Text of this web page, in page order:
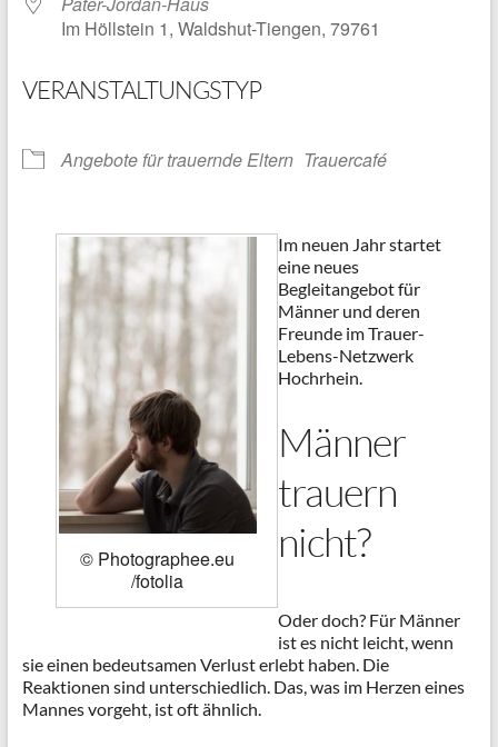
Im Höllstein 1, Waldshut-Tiengen, 79761
VERANSTALTUNGSTYP
Angebote für trauernde Eltern Trauercafé
© Photographee.eu
/fotolia
Im neuen Jahr startet
eine neues
Begleitangebot für
Männer und deren
Freunde im Trauer-
Lebens-Netzwerk
Hochrhein.
Männer
trauern
nicht?
Oder doch? Für Männer
ist es nicht leicht, wenn
sie einen bedeutsamen Verlust erlebt haben. Die
Reaktionen sind unterschiedlich. Das, was im Herzen eines
Mannes vorgeht, ist oft ähnlich.